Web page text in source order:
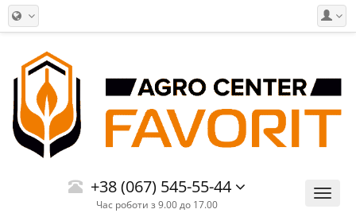
Меню
+38 (067) 545-55-44
Час роботи з 9.00 до 17.00